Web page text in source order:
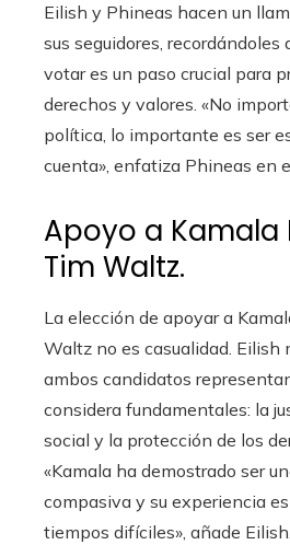
Eilish y Phineas hacen un
sus seguidores, recordándoles
votar es un paso crucial para
derechos y valores. «No
política, lo importante es ser
cuenta», enfatiza Phineas en
Apoyo a Kamala
Tim Waltz.
La elección de apoyar a
Waltz no es casualidad. Eilish
ambos candidatos
considera fundamentales: la
social y la protección de los
«Kamala ha demostrado ser
compasiva y su experiencia
tiempos difíciles», añade Eilish.